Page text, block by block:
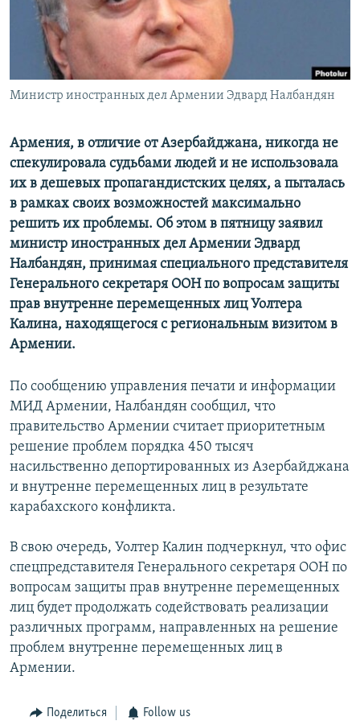
Հայերեն
English
Русский
Министр иностранных дел Армении Эдвард Налбандян
Армения, в отличие от Азербайджана, никогда не
спекулировала судьбами людей и не использовала
их в дешевых пропагандистских целях, а пыталась
в рамках своих возможностей максимально
решить их проблемы. Об этом в пятницу заявил
министр иностранных дел Армении Эдвард
Налбандян, принимая специального представителя
Генерального секретаря ООН по вопросам защиты
прав внутренне перемещенных лиц Уолтера
Калина, находящегося с региональным визитом в
Армении.
По сообщению управления печати и информации
МИД Армении, Налбандян сообщил, что
правительство Армении считает приоритетным
решение проблем порядка 450 тысяч
насильственно депортированных из Азербайджана
и внутренне перемещенных лиц в результате
карабахского конфликта.
В свою очередь, Уолтер Калин подчеркнул, что офис
спецпредставителя Генерального секретаря ООН по
вопросам защиты прав внутренне перемещенных
лиц будет продолжать содействовать реализации
различных программ, направленных на решение
проблем внутренне перемещенных лиц в
Армении.
Поделиться Follow us